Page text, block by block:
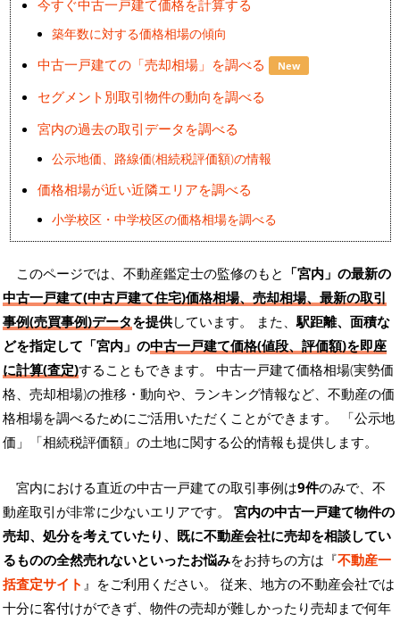
今すぐ中古一戸建て価格を計算する
築年数に対する価格相場の傾向
中古一戸建ての「売却相場」を調べる New
セグメント別取引物件の動向を調べる
宮内の過去の取引データを調べる
公示地価、路線価(相続税評価額)の情報
価格相場が近い近隣エリアを調べる
小学校区・中学校区の価格相場を調べる
このページでは、不動産鑑定士の監修のもと 「宮内」の最新の
中古一戸建て(中古戸建て住宅)価格相場、売却相場、最新の取引
事例(売買事例)データを提供しています。 また、駅距離、面積な
どを指定して「宮内」の中古一戸建て価格(値段、評価額)を即座
に計算(査定)することもできます。 中古一戸建て価格相場(実勢価
格、売却相場)の推移・動向や、ランキング情報など、不動産の価
格相場を調べるためにご活用いただくことができます。
「公示地
価」「相続税評価額」の土地に関する公的情報も提供します。
宮内における直近の中古一戸建ての取引事例は9件のみで、不
動産取引が非常に少ないエリアです。 宮内の中古一戸建て物件の
売却、処分を考えていたり、既に不動産会社に売却を相談してい
るものの全然売れないといったお悩みをお持ちの方は『不動産一
括査定サイト 』をご利用ください。 従来、地方の不動産会社では
十分に客付けができず、物件の売却が難しかったり売却まで何年